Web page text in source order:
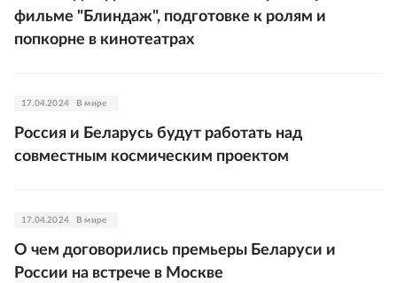
фильме "Блиндаж", подготовке к ролям и
попкорне в кинотеатрах
17.04.2024 В мире
Россия и Беларусь будут работать над
совместным космическим проектом
17.04.2024 В мире
О чем договорились премьеры Беларуси и
России на встрече в Москве